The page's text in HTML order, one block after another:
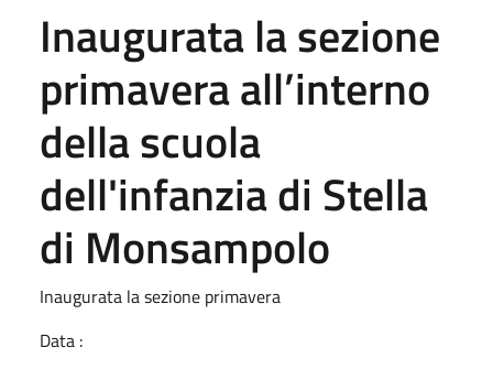
Inaugurata la sezione
primavera all’interno
della scuola
dell'infanzia di Stella
di Monsampolo
Inaugurata la sezione primavera
Data :